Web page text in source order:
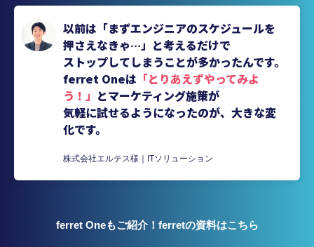
以前は「まずエンジニアのスケジュールを
押さえなきゃ…」と考えるだけで
ストップしてしまうことが多かったんです。
ferret Oneは 「とりあえずやってみよ
う！」 とマーケティング施策が
気軽に試せるようになったのが、大きな変
化です。
株式会社エルテス様｜ITソリューション
ferret Oneもご紹介！ferretの資料はこちら